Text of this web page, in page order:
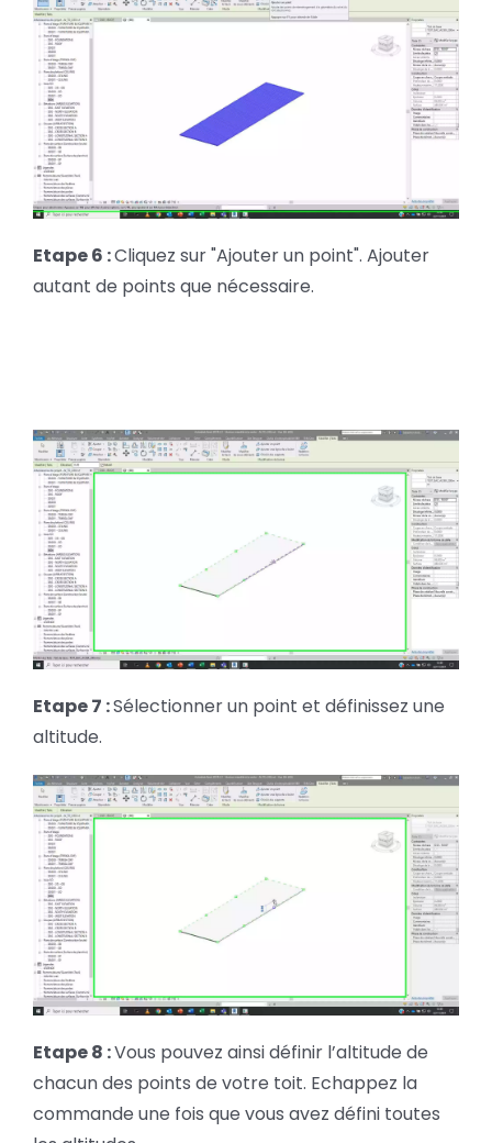
Etape 6 :Cliquez sur "Ajouter un point". Ajouter
autant de points que nécessaire.
Etape 7 :Sélectionner un point et définissez une
altitude.
Etape 8 :Vous pouvez ainsi définir l’altitude de
chacun des points de votre toit. Echappez la
commande une fois que vous avez défini toutes